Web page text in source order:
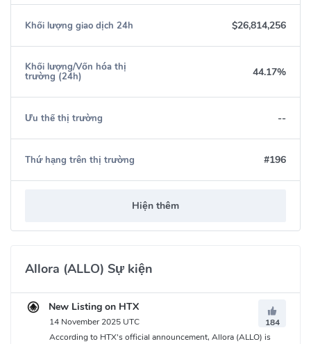
Khối lượng giao dịch 24h $26,814,256
Khối lượng/Vốn hóa thị
trường (24h) 44.17%
Ưu thế thị trường --
Thứ hạng trên thị trường #196
Hiện thêm
Allora (ALLO) Sự kiện
New Listing on HTX
14 November 2025 UTC
184
According to HTX's official announcement, Allora (ALLO) is